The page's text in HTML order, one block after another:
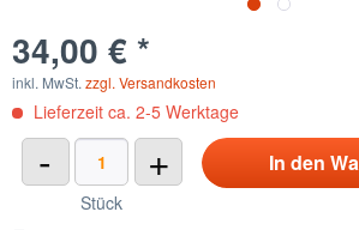
34,00 € *
inkl. MwSt. zzgl. Versandkosten
Lieferzeit ca. 2-5 Werktage
- +
Stück
In den